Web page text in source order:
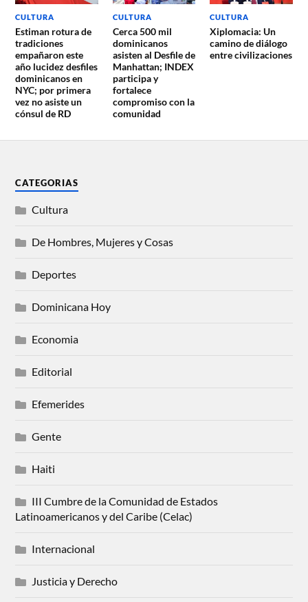
CULTURA
Estiman rotura de
tradiciones
empañaron este
año lucidez desfiles
dominicanos en
NYC; por primera
vez no asiste un
cónsul de RD
CULTURA
Cerca 500 mil
dominicanos
asisten al Desfile de
Manhattan; INDEX
participa y
fortalece
compromiso con la
comunidad
CULTURA
Xiplomacia: Un
camino de diálogo
entre civilizaciones
CATEGORIAS
Cultura
De Hombres, Mujeres y Cosas
Deportes
Dominicana Hoy
Economia
Editorial
Efemerides
Gente
Haiti
III Cumbre de la Comunidad de Estados
Latinoamericanos y del Caribe (Celac)
Internacional
Justicia y Derecho